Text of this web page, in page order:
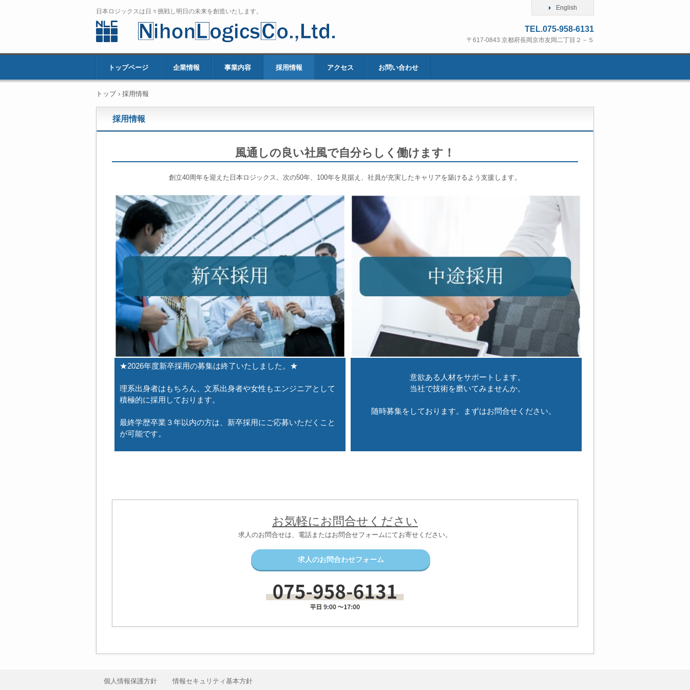
日本ロジックスは日々挑戦し明日の未来を創造いたします。
TEL.075-958-6131
〒617-0843 京都府長岡京市友岡二丁目２－５
English
トップページ 企業情報 事業内容 採用情報 アクセス お問い合わせ
トップ › 採用情報
採用情報
風通しの良い社風で自分らしく働けます！
創立40周年を迎えた日本ロジックス。次の50年、100年を見据え、社員が充実したキャリアを築けるよう支援します。
★2026年度新卒採用の募集は終了いたしました。★
理系出身者はもちろん、文系出身者や女性もエンジニアとして
積極的に採用しております。
最終学歴卒業３年以内の方は、新卒採用にご応募いただくこと
が可能です。
意欲ある人材をサポートします。
当社で技術を磨いてみませんか。
随時募集をしております。まずはお問合せください。
お気軽にお問合せください
求人のお問合せは、電話またはお問合せフォームにてお寄せください。
求人のお問合わせフォーム
個人情報保護方針 情報セキュリティ基本方針